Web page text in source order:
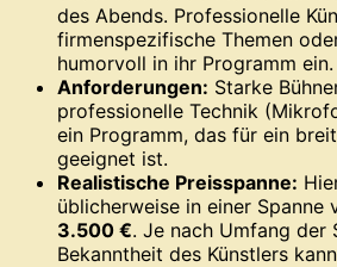
des Abends. Professionelle
firmenspezifische Themen
humorvoll in ihr Programm ein.
Anforderungen: Starke
professionelle Technik
ein Programm, das für ein
geeignet ist.
Realistische Preisspanne:
üblicherweise in einer Spanne
3.500 €. Je nach Umfang der
Bekanntheit des Künstlers